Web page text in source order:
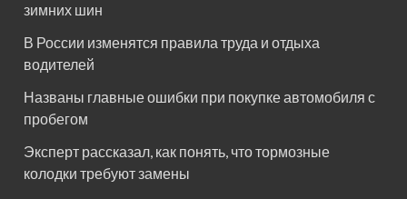
зимних шин
В России изменятся правила труда и отдыха
водителей
Названы главные ошибки при покупке автомобиля с
пробегом
Эксперт рассказал, как понять, что тормозные
колодки требуют замены